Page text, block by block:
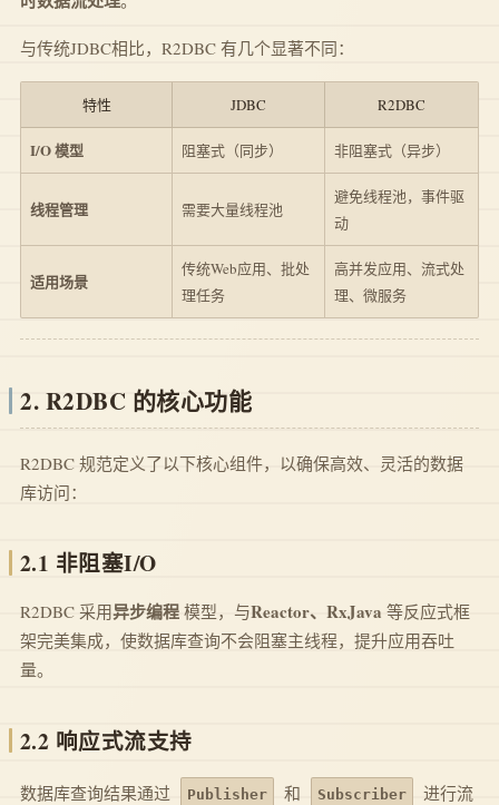
与传统JDBC相比，R2DBC 有几个显著不同：
特性 JDBC R2DBC
I/O 模型 阻塞式（同步） 非阻塞式（异步）
线程管理 需要大量线程池
避免线程池，事件驱
动
适用场景
传统Web应用、批处
理任务
高并发应用、流式处
理、微服务
2. R2DBC 的核心功能
R2DBC 规范定义了以下核心组件，以确保高效、灵活的数据
库访问：
2.1 非阻塞I/O
R2DBC 采用异步编程 模型，与Reactor、RxJava 等反应式框
架完美集成，使数据库查询不会阻塞主线程，提升应用吞吐
量。
2.2 响应式流支持
数据库查询结果通过 Publisher 和 Subscriber
进行流